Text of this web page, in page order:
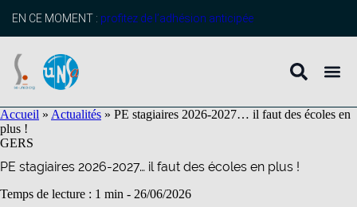
principal
EN CE MOMENT : profitez de l’adhésion anticipée
Accueil » Actualités » PE stagiaires 2026-2027… il faut des écoles en
plus !
GERS
PE stagiaires 2026-2027… il faut des écoles en plus !
Temps de lecture : 1 min - 26/06/2026